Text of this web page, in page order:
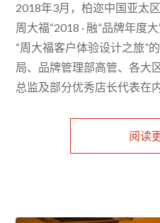
2018年3月，柏迩中国亚太
周大福“2018 · 融”品牌年度
“周大福客户体验设计之旅”
局、品牌管理部高管、各大
总监及部分优秀店长代表在
阅读